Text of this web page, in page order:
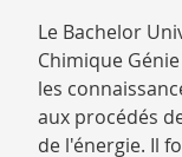
Le Bachelor
Chimique
les
aux procédés
de l'énergie. Il